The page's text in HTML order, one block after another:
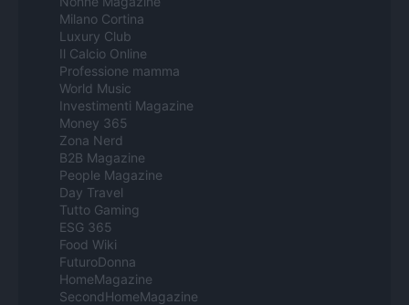
Milano Cortina
Luxury Club
Il Calcio Online
Professione mamma
World Music
Investimenti Magazine
Money 365
Zona Nerd
B2B Magazine
People Magazine
Day Travel
Tutto Gaming
ESG 365
Food Wiki
FuturoDonna
HomeMagazine
SecondHomeMagazine